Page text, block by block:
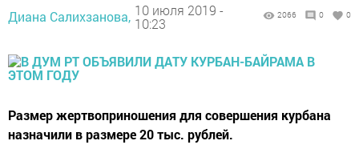
Диана Салихзанова, 10 июля 2019 -
10:23
2066 0 0
Размер жертвоприношения для совершения курбана
назначили в размере 20 тыс. рублей.